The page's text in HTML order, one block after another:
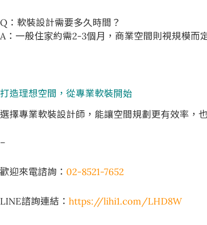
Q：軟裝設計需要多久時間？
A：一般住家約需2-3個月，商業空間則視規模而
打造理想空間，從專業軟裝開始
選擇專業軟裝設計師，能讓空間規劃更有效率，
–
歡迎來電諮詢： 02-8521-7652
LINE諮詢連結： https://lihi1.com/LHD8W